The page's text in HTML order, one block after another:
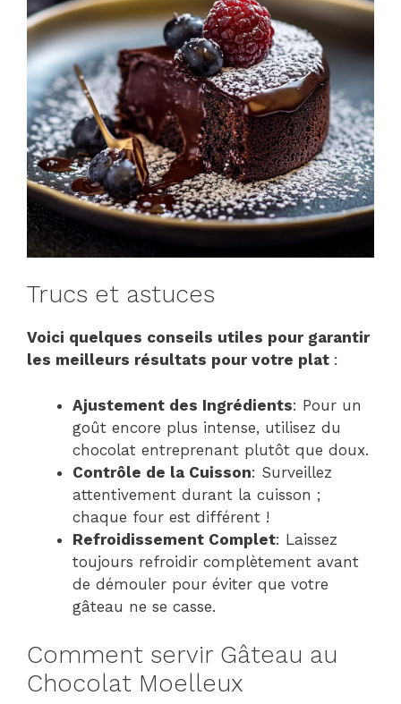
Trucs et astuces
Voici quelques conseils utiles pour garantir
les meilleurs résultats pour votre plat :
Ajustement des Ingrédients: Pour un
goût encore plus intense, utilisez du
chocolat entreprenant plutôt que doux.
Contrôle de la Cuisson: Surveillez
attentivement durant la cuisson ;
chaque four est différent !
Refroidissement Complet: Laissez
toujours refroidir complètement avant
de démouler pour éviter que votre
gâteau ne se casse.
Comment servir Gâteau au
Chocolat Moelleux